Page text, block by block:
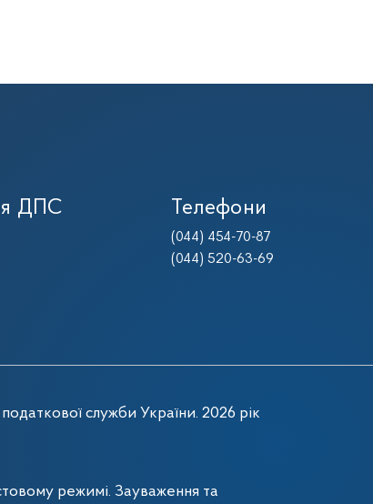
ДПС
Телефони
(044) 454-70-87
(044) 520-63-69
служби України. 2026 рік
режимі. Зауваження та